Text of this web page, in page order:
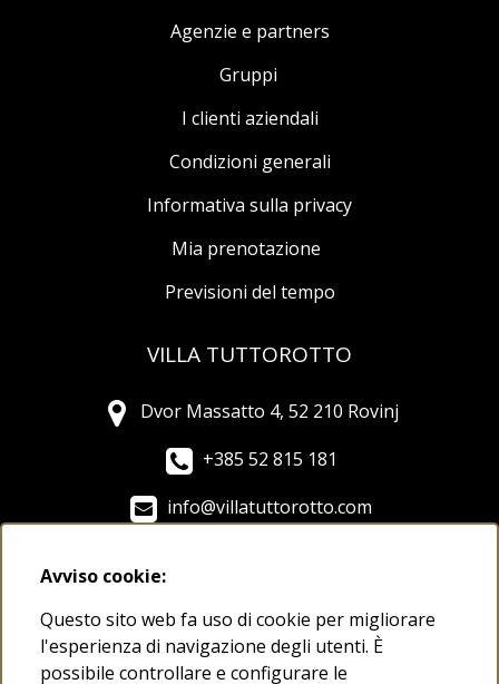
Agenzie e partners
Gruppi
I clienti aziendali
Condizioni generali
Informativa sulla privacy
Mia prenotazione
Previsioni del tempo
VILLA TUTTOROTTO
Dvor Massatto 4, 52 210 Rovinj
+385 52 815 181
info@villatuttorotto.com
Avviso cookie:
Questo sito web fa uso di cookie per migliorare
l'esperienza di navigazione degli utenti. È
possibile controllare e configurare le